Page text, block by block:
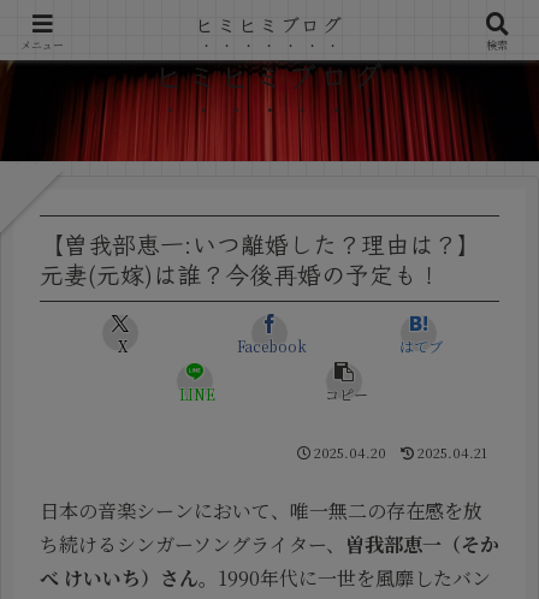
ヒミヒミブログ
【曽我部恵一:いつ離婚した？理由は？】
元妻(元嫁)は誰？今後再婚の予定も！
X Facebook はてブ
LINE コピー
2025.04.20 2025.04.21
日本の音楽シーンにおいて、唯一無二の存在感を放
ち続けるシンガーソングライター、 曽我部恵一（そか
べ けいいち）さん。1990年代に一世を風靡したバン
メニュー
ヒミヒミブログ
検索